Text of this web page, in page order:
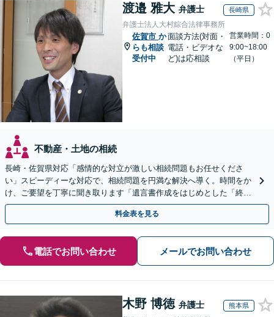
渡邉 雅大 弁護士 長崎県
弁護士法人大村綜合法律事務所
佐賀市 か
らも相談
受付中
面談方法(対面・
電話・ビデオな
ど)は応相談
営業時間：0
9:00~18:00
（平日）
不動産・土地の相続
長崎・佐賀県対応「感情的な対立が激しい相続問題もお任せくださ
い」スピーディーな対応で、相続問題を円満な解決へ導く。時間をか
け、ご要望を丁寧に聞き取ります「遺言書作成をはじめとした「終
活」もサポート」【バリアフリー】【完全個室対応】
料金表を見る
電話でお問い合わせ メールでお問い合わせ
木野 博徳 弁護士 熊本県